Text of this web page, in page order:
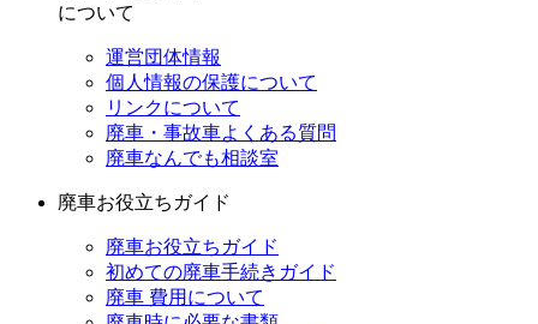
について
運営団体情報
個人情報の保護について
リンクについて
廃車・事故車よくある質問
廃車なんでも相談室
廃車お役立ちガイド
廃車お役立ちガイド
初めての廃車手続きガイド
廃車 費用について